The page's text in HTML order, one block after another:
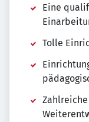
Eine
Tolle